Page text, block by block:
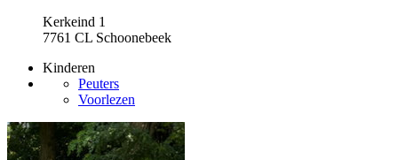
Kerkeind 1
7761 CL Schoonebeek
Kinderen
Peuters
Voorlezen